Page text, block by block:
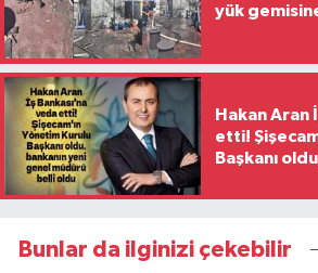
yük
Hakan Aran
etti!
Başkanı
Bunlar da ilginizi çekebilir